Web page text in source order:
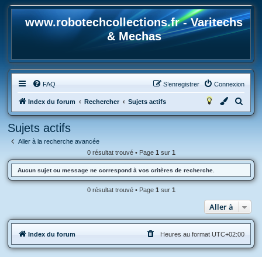
www.robotechcollections.fr - Varitechs
& Mechas
FAQ Connexion
S’enregistrer
Index du forum Rechercher Sujets actifs
e
e
c
h
e
Sujets actifs
Aller à la recherche avancée
0 résultat trouvé • Page 1 sur 1
Aucun sujet ou message ne correspond à vos critères de recherche.
0 résultat trouvé • Page 1 sur 1
Aller à
Index du forum Heures au format UTC+02:00